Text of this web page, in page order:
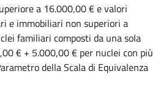
a 16.000,00 € e valori
e immobiliari non superiori a
familiari composti da una sola
€ + 5.000,00 € per nuclei con più
della Scala di Equivalenza